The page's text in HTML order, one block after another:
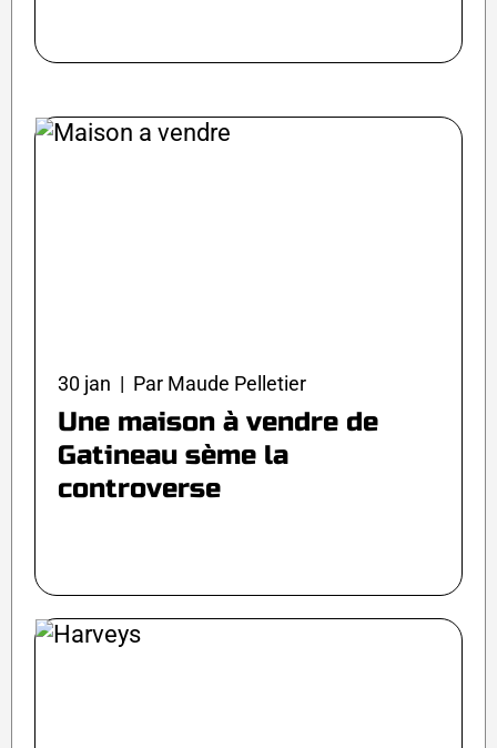
30 jan | Par Maude Pelletier
Une maison à vendre de
Gatineau sème la
controverse